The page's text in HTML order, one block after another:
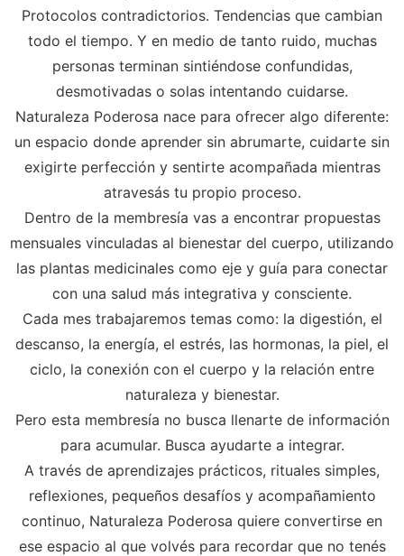
Protocolos contradictorios. Tendencias que cambian
todo el tiempo. Y en medio de tanto ruido, muchas
personas terminan sintiéndose confundidas,
desmotivadas o solas intentando cuidarse.
Naturaleza Poderosa nace para ofrecer algo diferente:
un espacio donde aprender sin abrumarte, cuidarte sin
exigirte perfección y sentirte acompañada mientras
atravesás tu propio proceso.
Dentro de la membresía vas a encontrar propuestas
mensuales vinculadas al bienestar del cuerpo, utilizando
las plantas medicinales como eje y guía para conectar
con una salud más integrativa y consciente.
Cada mes trabajaremos temas como: la digestión, el
descanso, la energía, el estrés, las hormonas, la piel, el
ciclo, la conexión con el cuerpo y la relación entre
naturaleza y bienestar.
Pero esta membresía no busca llenarte de información
para acumular. Busca ayudarte a integrar.
A través de aprendizajes prácticos, rituales simples,
reflexiones, pequeños desafíos y acompañamiento
continuo, Naturaleza Poderosa quiere convertirse en
ese espacio al que volvés para recordar que no tenés